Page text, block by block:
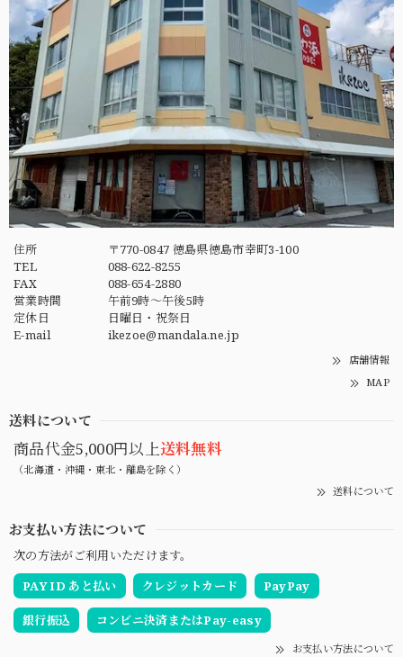
住所
〒770-0847 徳島県徳島市幸町3-100
TEL
088-622-8255
FAX
088-654-2880
営業時間
午前9時～午後5時
定休日
日曜日・祝祭日
E-mail
ikezoe@mandala.ne.jp
店舗情報
MAP
送料について
商品代金5,000円以上送料無料
（北海道・沖縄・東北・離島を除く）
送料について
お支払い方法について
次の方法がご利用いただけます。
PAY ID あと払い
クレジットカード PayPay
銀行振込 コンビニ決済またはPay-easy
お支払い方法について